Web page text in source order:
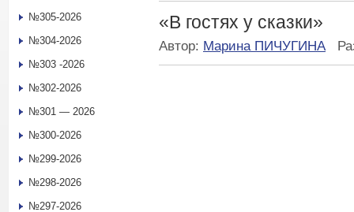
«В гостях у сказки»
Автор: Марина ПИЧУГИНА
№305-2026
№304-2026
№303 -2026
№302-2026
№301 — 2026
№300-2026
№299-2026
№298-2026
№297-2026